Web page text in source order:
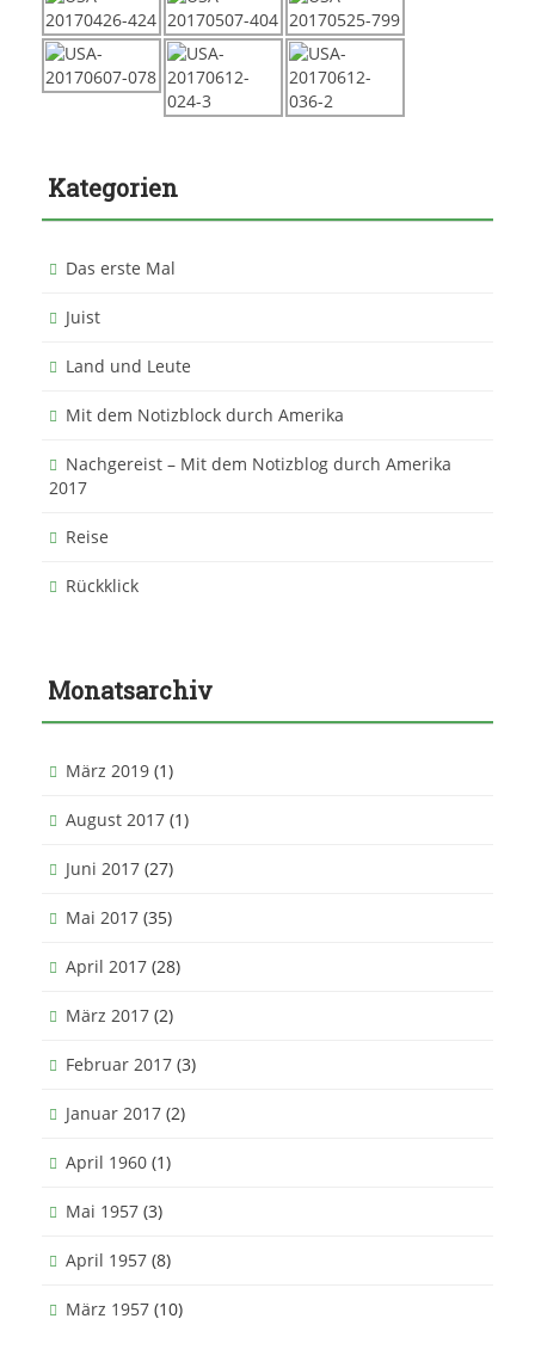
Kategorien
Das erste Mal
Juist
Land und Leute
Mit dem Notizblock durch Amerika
Nachgereist – Mit dem Notizblog durch Amerika
2017
Reise
Rückklick
Monatsarchiv
März 2019 (1)
August 2017 (1)
Juni 2017 (27)
Mai 2017 (35)
April 2017 (28)
März 2017 (2)
Februar 2017 (3)
Januar 2017 (2)
April 1960 (1)
Mai 1957 (3)
April 1957 (8)
März 1957 (10)